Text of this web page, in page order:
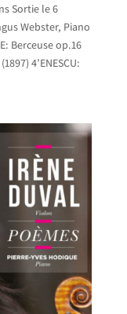
Sortie le 6
Webster, Piano
Berceuse op.16
4’ENESCU: